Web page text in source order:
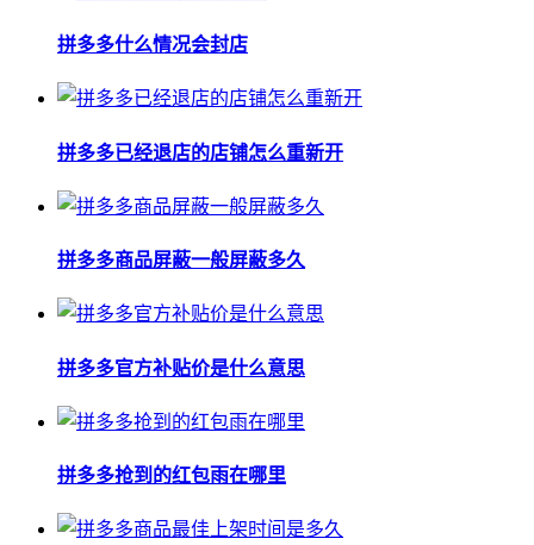
拼多多什么情况会封店
拼多多已经退店的店铺怎么重新开
拼多多商品屏蔽一般屏蔽多久
拼多多官方补贴价是什么意思
拼多多抢到的红包雨在哪里